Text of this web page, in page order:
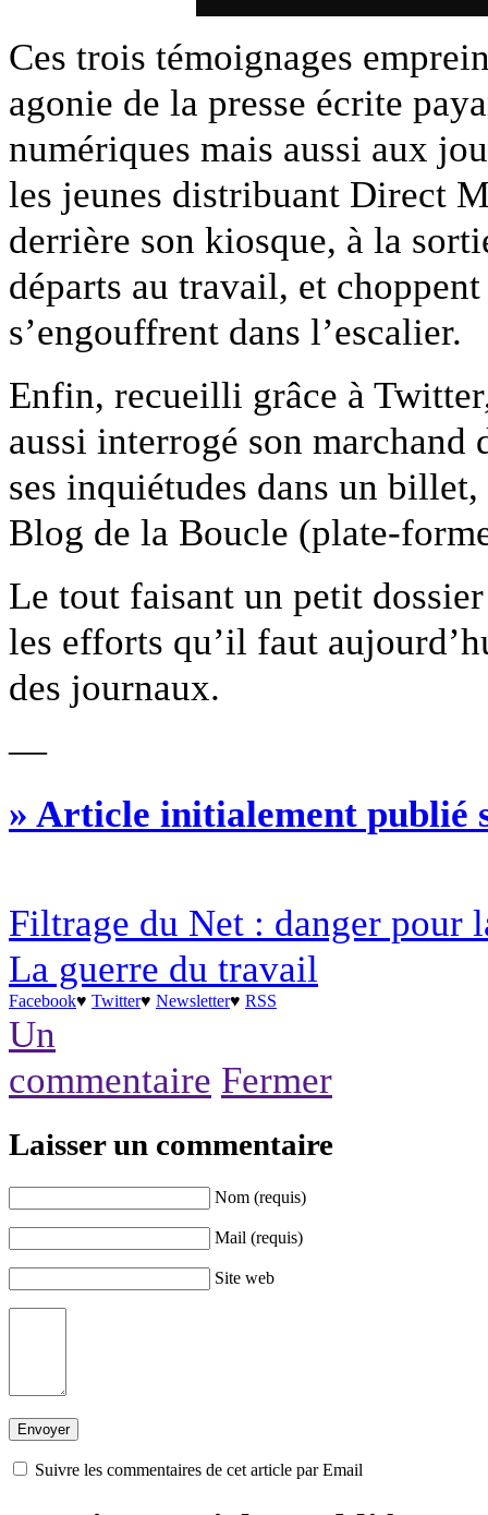
Ces trois témoignages
agonie de la presse écrite
numériques mais aussi aux
les jeunes distribuant Direct
derrière son kiosque, à la
départs au travail, et
s’engouffrent dans l’escalier.
Enfin, recueilli grâce à
aussi interrogé son
ses inquiétudes dans un billet,
Blog de la Boucle (plate-
Le tout faisant un petit
les efforts qu’il faut
des journaux.
—
» Article initialement publié
Filtrage du Net : danger pour
La guerre du travail
Facebook♥ Twitter♥ Newsletter♥ RSS
Un
commentaire Fermer
Laisser un commentaire
Nom (requis)
Mail (requis)
Site web
Suivre les commentaires de cet article par Email